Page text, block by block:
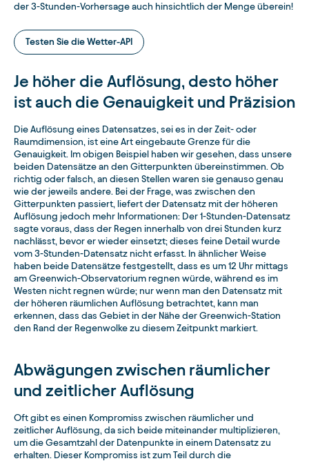
der 3-Stunden-Vorhersage auch hinsichtlich der Menge überein!
Testen Sie die Wetter-API
Je höher die Auflösung, desto höher
ist auch die Genauigkeit und Präzision
Die Auflösung eines Datensatzes, sei es in der Zeit- oder
Raumdimension, ist eine Art eingebaute Grenze für die
Genauigkeit. Im obigen Beispiel haben wir gesehen, dass unsere
beiden Datensätze an den Gitterpunkten übereinstimmen. Ob
richtig oder falsch, an diesen Stellen waren sie genauso genau
wie der jeweils andere. Bei der Frage, was zwischen den
Gitterpunkten passiert, liefert der Datensatz mit der höheren
Auflösung jedoch mehr Informationen: Der 1-Stunden-Datensatz
sagte voraus, dass der Regen innerhalb von drei Stunden kurz
nachlässt, bevor er wieder einsetzt; dieses feine Detail wurde
vom 3-Stunden-Datensatz nicht erfasst. In ähnlicher Weise
haben beide Datensätze festgestellt, dass es um 12 Uhr mittags
am Greenwich-Observatorium regnen würde, während es im
Westen nicht regnen würde; nur wenn man den Datensatz mit
der höheren räumlichen Auflösung betrachtet, kann man
erkennen, dass das Gebiet in der Nähe der Greenwich-Station
den Rand der Regenwolke zu diesem Zeitpunkt markiert.
Abwägungen zwischen räumlicher
und zeitlicher Auflösung
Oft gibt es einen Kompromiss zwischen räumlicher und
zeitlicher Auflösung, da sich beide miteinander multiplizieren,
um die Gesamtzahl der Datenpunkte in einem Datensatz zu
erhalten. Dieser Kompromiss ist zum Teil durch die